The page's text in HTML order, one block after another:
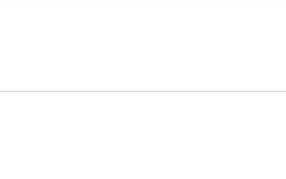
viagem incomparável. Horário: 9:00 -
ser alterado mediante solicitação do
em cabine para a família ou amigos